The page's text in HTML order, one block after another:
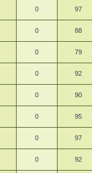
0 97
0 88
0 79
0 92
0 90
0 95
0 97
0 92